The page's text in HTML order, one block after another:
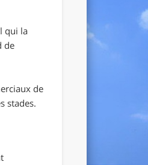
qui la
de
de
stades.